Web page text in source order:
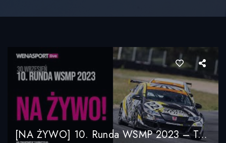
[NA ŻYWO] 10. Runda WSMP 2023 – Tor Poznań